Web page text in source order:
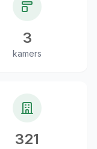
3
kamers
321